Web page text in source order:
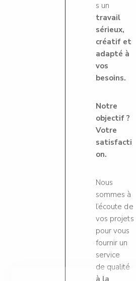
s un
travail
sérieux,
créatif et
adapté à
vos
besoins.
Notre
objectif ?
Votre
satisfacti
on.
Nous
sommes à
l’écoute de
vos projets
pour vous
fournir un
service
de qualité
à la